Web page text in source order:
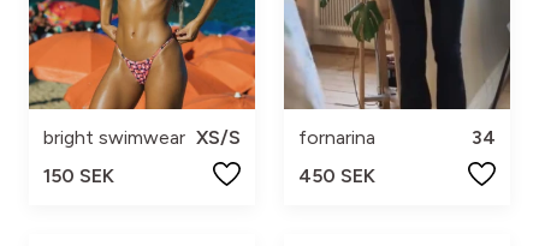
bright swimwear XS/S
150 SEK
fornarina
34
450 SEK